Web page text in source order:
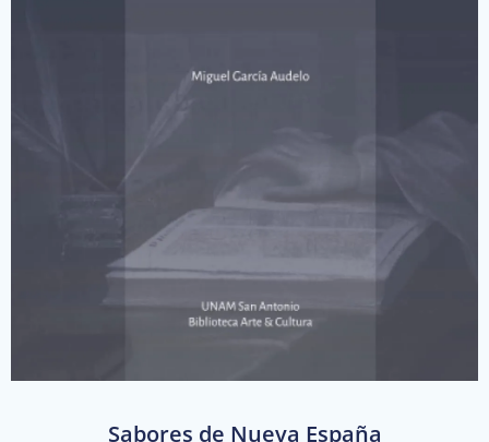
Sabores de Nueva España